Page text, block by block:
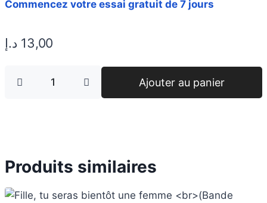
Commencez votre essai gratuit de 7 jours
13,00 د.إ
Ajouter au panier
Produits similaires